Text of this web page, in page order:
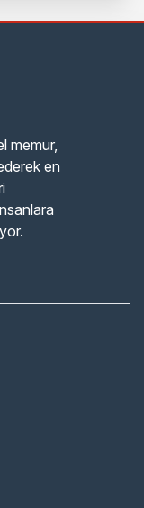
memur,
en